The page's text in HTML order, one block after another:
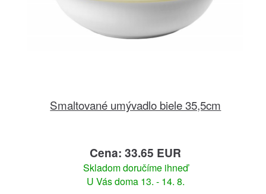
Smaltované umývadlo biele 35,5cm
Cena: 33.65 EUR
Skladom doručíme ihneď
U Vás doma 13. - 14. 8.